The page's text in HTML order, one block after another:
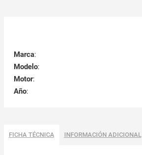
Marca:
Modelo:
Motor:
Año:
FICHA TÉCNICA INFORMACIÓN ADICIONAL